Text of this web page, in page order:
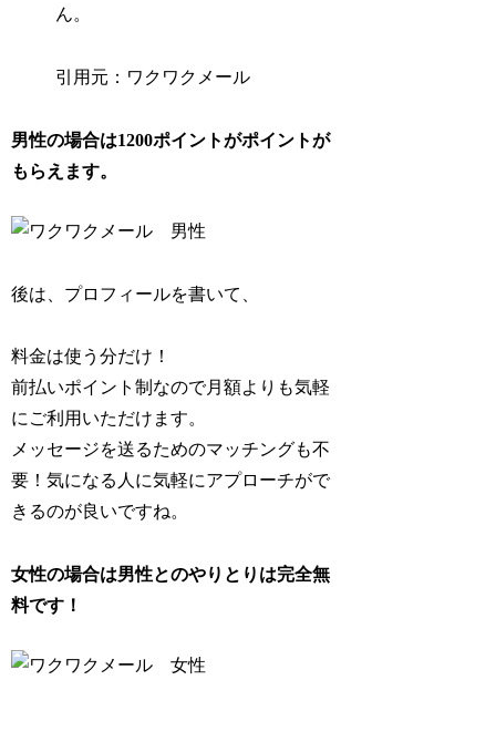
ん。
引用元：ワクワクメール
男性の場合は1200ポイントがポイントが
もらえます。
後は、プロフィールを書いて、
料金は使う分だけ！
前払いポイント制なので月額よりも気軽
にご利用いただけます。
メッセージを送るためのマッチングも不
要！気になる人に気軽にアプローチがで
きるのが良いですね。
女性の場合は男性とのやりとりは完全無
料です！